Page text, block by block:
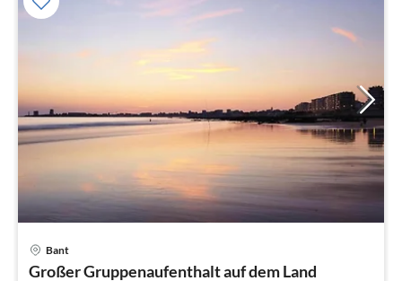
Bant
Großer Gruppenaufenthalt auf dem Land